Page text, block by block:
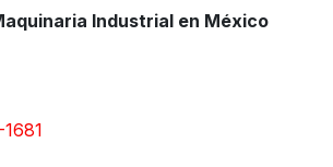
Industrial en México